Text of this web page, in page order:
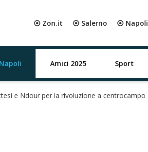
⦿ Zon.it ⦿ Salerno ⦿ Napoli
Amici 2025 Sport
e Ndour per la rivoluzione a centrocampo